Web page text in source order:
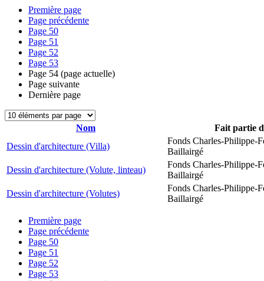
Première page
Page précédente
Page 50
Page 51
Page 52
Page 53
Page 54 (page actuelle)
Page suivante
Dernière page
Nom
Fait partie
Dessin d'architecture (Villa)
Fonds Charles-Philippe-
Baillairgé
Dessin d'architecture (Volute, linteau)
Fonds Charles-Philippe-
Baillairgé
Dessin d'architecture (Volutes)
Fonds Charles-Philippe-
Baillairgé
Première page
Page précédente
Page 50
Page 51
Page 52
Page 53